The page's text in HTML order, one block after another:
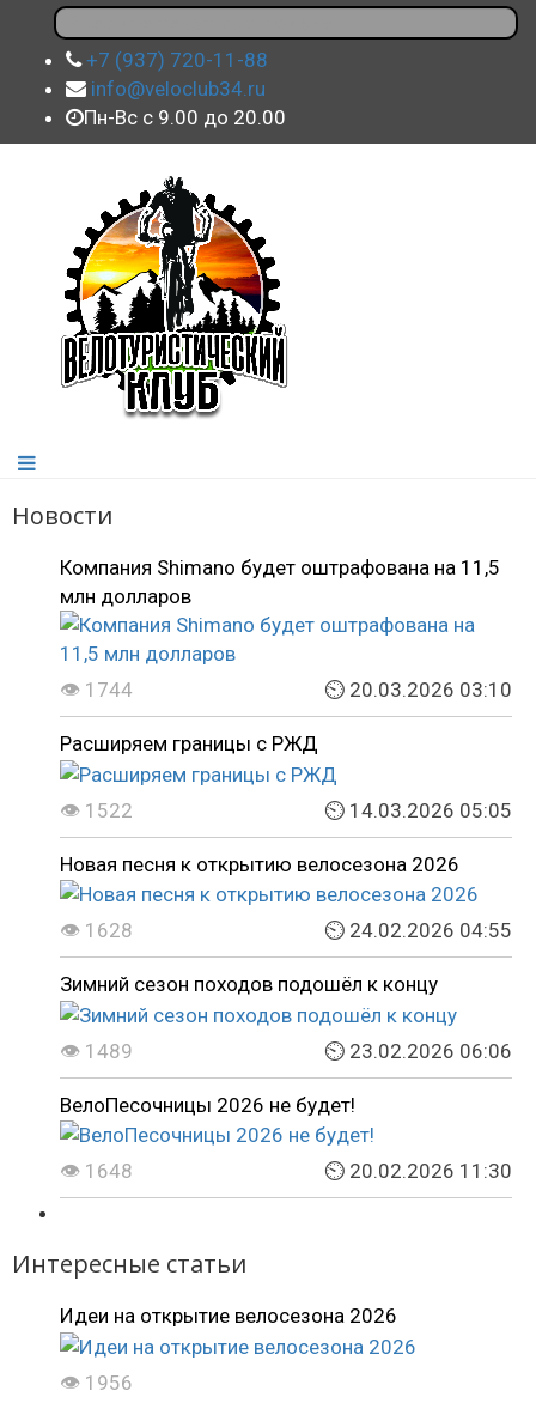
+7 (937) 720-11-88
info@veloclub34.ru
Пн-Вс с 9.00 до 20.00
Новости
Компания Shimano будет оштрафована на 11,5
млн долларов
👁 1744 ⏲ 20.03.2026 03:10
Расширяем границы с РЖД
👁 1522 ⏲ 14.03.2026 05:05
Новая песня к открытию велосезона 2026
👁 1628 ⏲ 24.02.2026 04:55
Зимний сезон походов подошёл к концу
👁 1489 ⏲ 23.02.2026 06:06
ВелоПесочницы 2026 не будет!
👁 1648 ⏲ 20.02.2026 11:30
Интересные статьи
Идеи на открытие велосезона 2026
👁 1956